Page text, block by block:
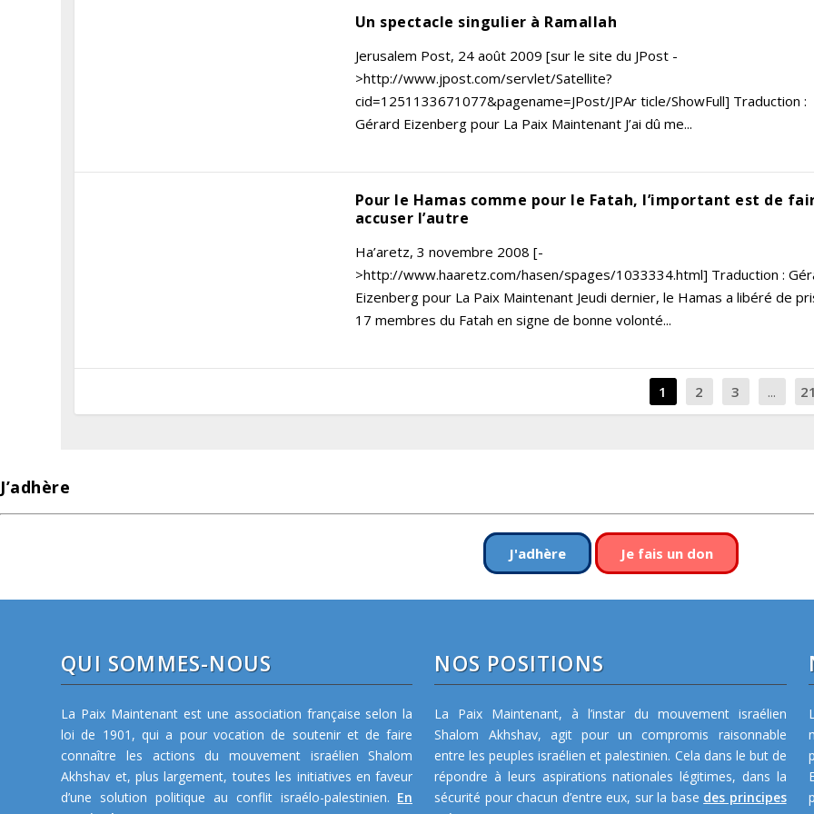
Un spectacle singulier à Ramallah
Jerusalem Post, 24 août 2009 [sur le site du JPost -
>http://www.jpost.com/servlet/Satellite?
cid=1251133671077&pagename=JPost/JPAr ticle/ShowFull] Traduction :
Gérard Eizenberg pour La Paix Maintenant J’ai dû me...
Pour le Hamas comme pour le Fatah, l’important est de
accuser l’autre
Ha’aretz, 3 novembre 2008 [-
>http://www.haaretz.com/hasen/spages/1033334.html] Traduction :
Eizenberg pour La Paix Maintenant Jeudi dernier, le Hamas a libéré de
17 membres du Fatah en signe de bonne volonté...
1 2 3 ... 21
J’adhère
J'adhère Je fais un don
QUI SOMMES-NOUS
La Paix Maintenant est une association française selon la
loi de 1901, qui a pour vocation de soutenir et de faire
connaître les actions du mouvement israélien Shalom
Akhshav et, plus largement, toutes les initiatives en faveur
d’une solution politique au conflit israélo-palestinien. En
NOS POSITIONS
La Paix Maintenant, à l’instar du mouvement israélien
Shalom Akhshav, agit pour un compromis raisonnable
entre les peuples israélien et palestinien. Cela dans le but de
répondre à leurs aspirations nationales légitimes, dans la
sécurité pour chacun d’entre eux, sur la base des principes